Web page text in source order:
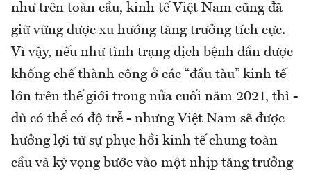
như trên toàn cầu, kinh tế Việt Nam cũng đã
giữ vững được xu hướng tăng trưởng tích cực.
Vì vậy, nếu như tình trạng dịch bệnh dần được
khống chế thành công ở các “đầu tàu” kinh tế
lớn trên thế giới trong nửa cuối năm 2021, thì -
dù có thể có độ trễ - nhưng Việt Nam sẽ được
hưởng lợi từ sự phục hồi kinh tế chung toàn
cầu và kỳ vọng bước vào một nhịp tăng trưởng